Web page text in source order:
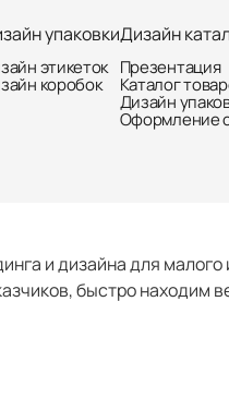
упаковки
этикеток
коробок
Дизайн
Презентация
Каталог
Дизайн
Оформление
О насПортфолио
и дизайна для
быстро